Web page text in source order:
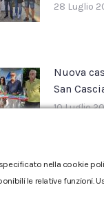
28 Luglio
Nuova
San
10 Luglio
nella cookie
le relative funzioni.